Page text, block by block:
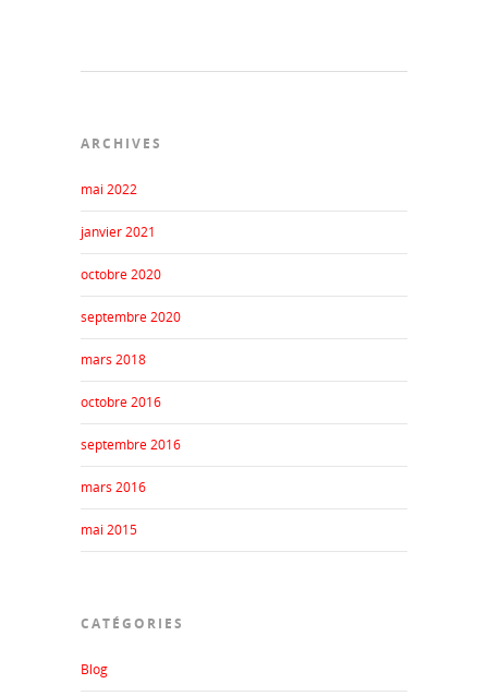
ARCHIVES
mai 2022
janvier 2021
octobre 2020
septembre 2020
mars 2018
octobre 2016
septembre 2016
mars 2016
mai 2015
CATÉGORIES
Blog